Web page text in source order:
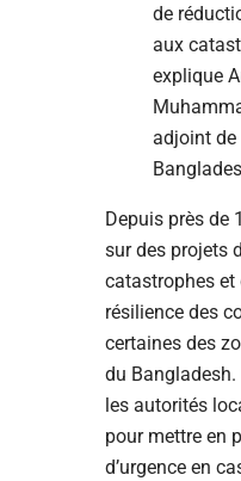
de
aux
explique
adjoint de
Depuis près de
sur des projets
catastrophes et
résilience des
certaines des
du Bangladesh.
les autorités
pour mettre en
d’urgence en